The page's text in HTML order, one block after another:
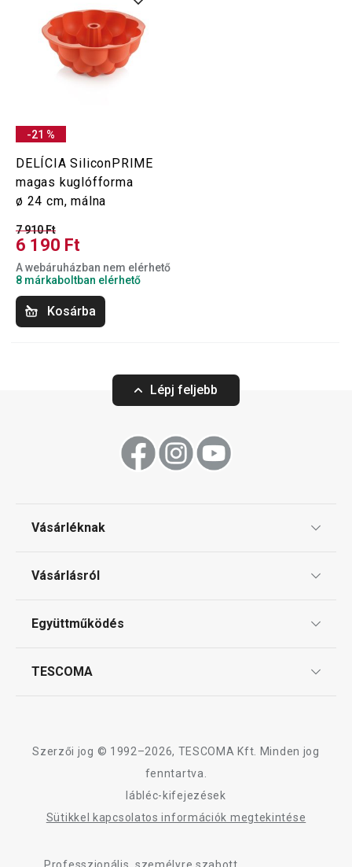
-21 %
DELÍCIA SiliconPRIME
magas kuglófforma
ø 24 cm, málna
7 910 Ft
6 190 Ft
A webáruházban nem elérhető
8 márkaboltban elérhető
Kosárba
Lépj feljebb
Vásárléknak
Gyakori kérdések
Vásárlásról
Reklamáció és termékvisszaküldés
Együttműködés
TESCOMA
Szerzői jog © 1992–2026, TESCOMA Kft. Minden jog
fenntartva.
lábléc-kifejezések
Sütikkel kapcsolatos információk megtekintése